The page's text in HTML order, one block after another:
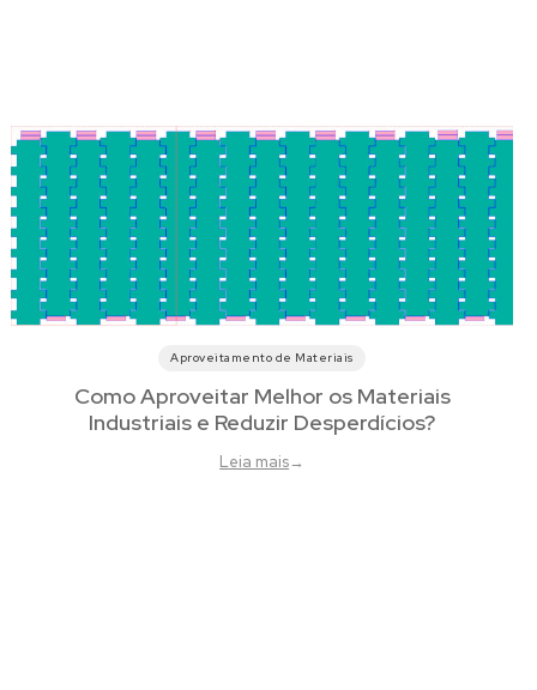
Aproveitamento de Materiais
Como Aproveitar Melhor os Materiais
Industriais e Reduzir Desperdícios?
Leia mais→